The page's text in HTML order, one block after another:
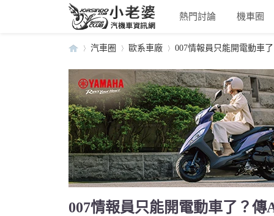
熱門討論 機車圈
小›
汽車圈
›
歐系車廠
›
007情報員只能開電動車
007情報員只能開電動車了？